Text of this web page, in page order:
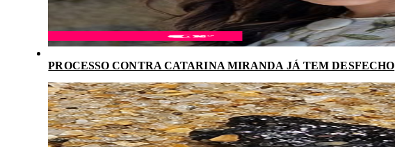
PROCESSO CONTRA CATARINA MIRANDA JÁ TEM DESFECHO